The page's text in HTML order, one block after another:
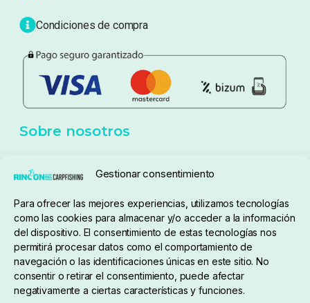
Gestionar consentimiento
Para ofrecer las mejores experiencias, utilizamos tecnologías
como las cookies para almacenar y/o acceder a la información
del dispositivo. El consentimiento de estas tecnologías nos
permitirá procesar datos como el comportamiento de
navegación o las identificaciones únicas en este sitio. No
consentir o retirar el consentimiento, puede afectar
negativamente a ciertas características y funciones.
Condiciones de compra
Sobre nosotros
pedidos@elrincondelcarpfishing.com
910 824 923
Lunes a Viernes de 10:00 a 14:00 horas y 17:00 a
20:00